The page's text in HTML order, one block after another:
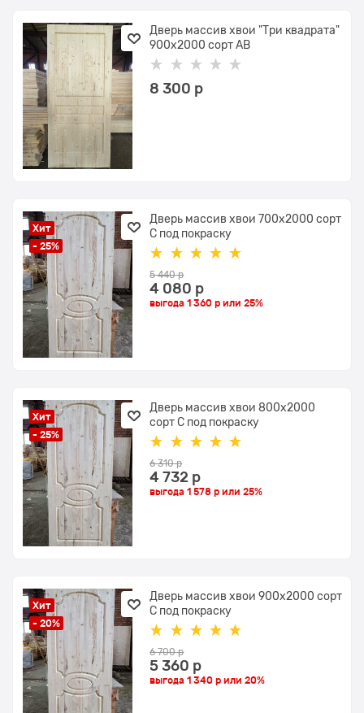
Дверь массив хвои "Три квадрата"
900х2000 сорт АВ
8 300 р
Хит
- 25%
Дверь массив хвои 700х2000 сорт
С под покраску
5 440 р
4 080 р
выгода1 360 р или25%
Хит
- 25%
Дверь массив хвои 800х2000
сорт С под покраску
6 310 р
4 732 р
выгода1 578 р или25%
Хит
- 20%
Дверь массив хвои 900х2000 сорт
С под покраску
6 700 р
5 360 р
выгода1 340 р или20%